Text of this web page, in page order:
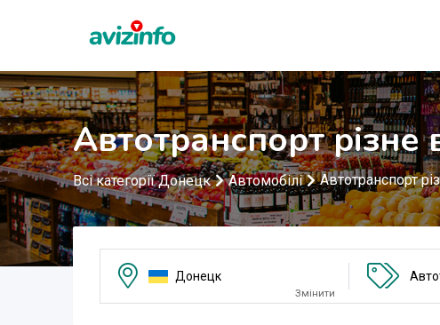
Автотранспорт
Всі категорії Донецк Автомобілі Автотранспорт
Донецк
Змінити